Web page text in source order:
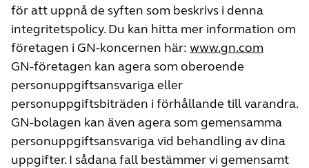
för att uppnå de syften som beskrivs i denna
integritetspolicy. Du kan hitta mer information om
företagen i GN-koncernen här: www.gn.com
GN-företagen kan agera som oberoende
personuppgiftsansvariga eller
personuppgiftsbiträden i förhållande till varandra.
GN-bolagen kan även agera som gemensamma
personuppgiftsansvariga vid behandling av dina
uppgifter. I sådana fall bestämmer vi gemensamt